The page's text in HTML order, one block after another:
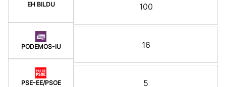
EH BILDU
PODEMOS-IU
PSE-EE/PSOE
100
16
5